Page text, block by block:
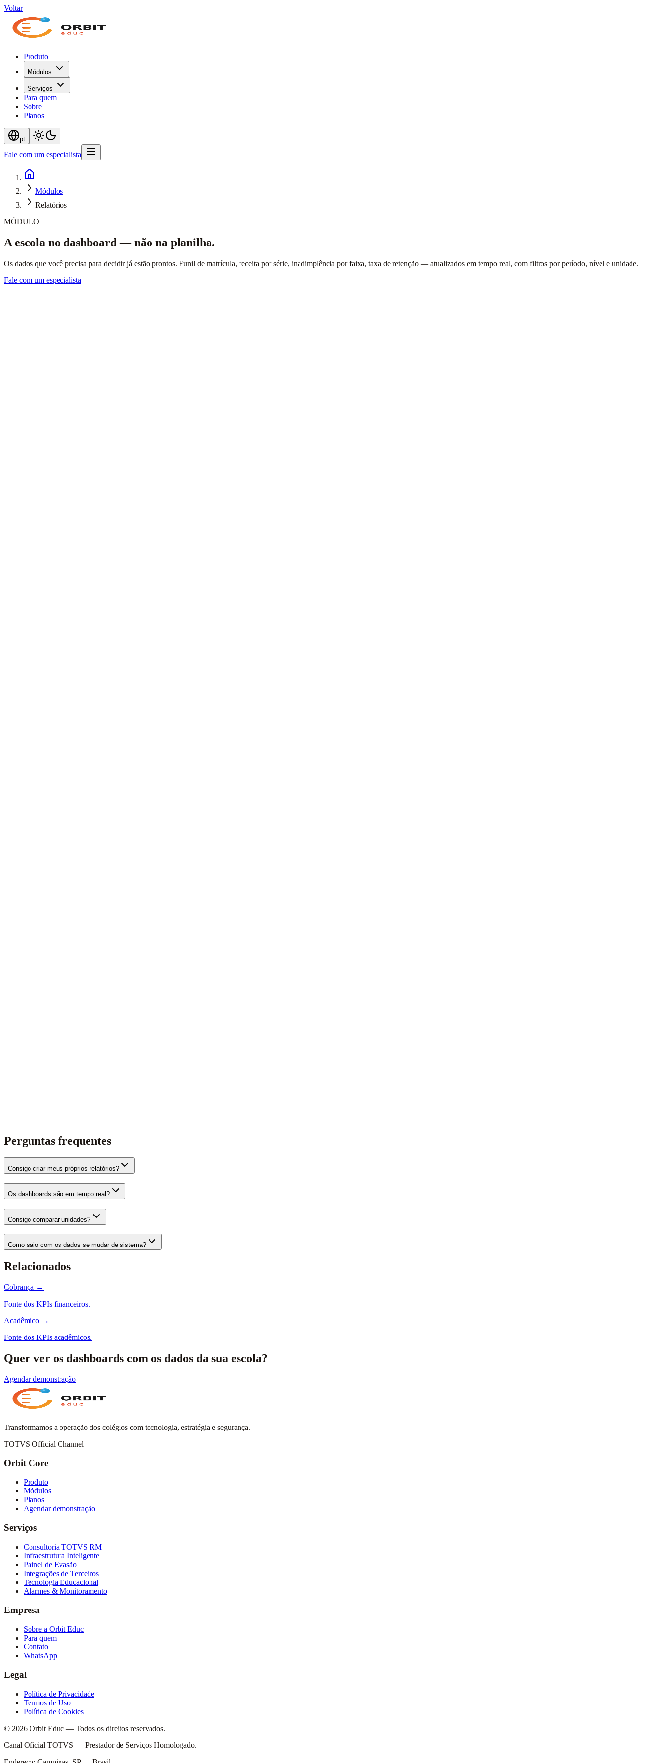
Voltar
Produto
Módulos
Serviços
Para quem
Sobre
Planos
pt
Fale com um especialista
Módulos
Relatórios
MÓDULO
A escola no dashboard — não na planilha.
Os dados que você precisa para decidir já estão prontos. Funil de matrícula, receita por série, inadimplência por faixa, taxa de retenção — atualizados em tempo real, com filtros por período, nível e unidade.
Fale com um especialista
Perguntas frequentes
Consigo criar meus próprios relatórios?
Os dashboards são em tempo real?
Consigo comparar unidades?
Como saio com os dados se mudar de sistema?
Relacionados
Cobrança →
Fonte dos KPIs financeiros.
Acadêmico →
Fonte dos KPIs acadêmicos.
Quer ver os dashboards com os dados da sua escola?
Agendar demonstração
Transformamos a operação dos colégios com tecnologia, estratégia e segurança.
TOTVS Official Channel
Orbit Core
Produto
Módulos
Planos
Agendar demonstração
Serviços
Consultoria TOTVS RM
Infraestrutura Inteligente
Painel de Evasão
Integrações de Terceiros
Tecnologia Educacional
Alarmes & Monitoramento
Empresa
Sobre a Orbit Educ
Para quem
Contato
WhatsApp
Legal
Política de Privacidade
Termos de Uso
Política de Cookies
© 2026 Orbit Educ — Todos os direitos reservados.
Canal Oficial TOTVS — Prestador de Serviços Homologado.